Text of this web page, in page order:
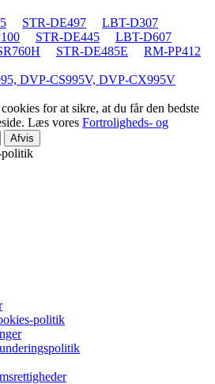
STR-DE497
LBT-D307
STR-DE445
LBT-D607
STR-DE485E
RM-PP412
DVP-CS995V, DVP-CX995V
for at sikre, at du får den bedste
Læs vores Fortroligheds- og
Afvis
politik
politik